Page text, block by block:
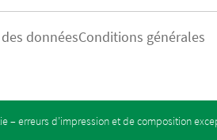
donnéesConditions générales
– erreurs d’impression et de composition